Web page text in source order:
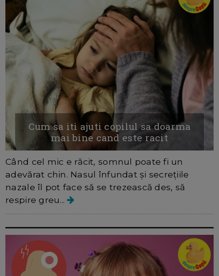
Cum sa iti ajuti copilul sa doarma
mai bine cand este racit
Când cel mic e răcit, somnul poate fi un
adevărat chin. Nasul înfundat și secrețiile
nazale îl pot face să se trezească des, să
respire greu...